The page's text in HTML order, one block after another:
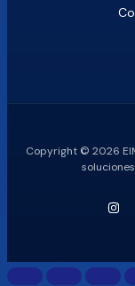
Copyright © 2026